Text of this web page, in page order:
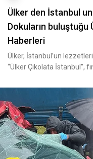
Ülker den İstanbul
Dokuların
Haberleri
Ülker, İstanbul’un
“Ülker Çikolata İstanbul”,